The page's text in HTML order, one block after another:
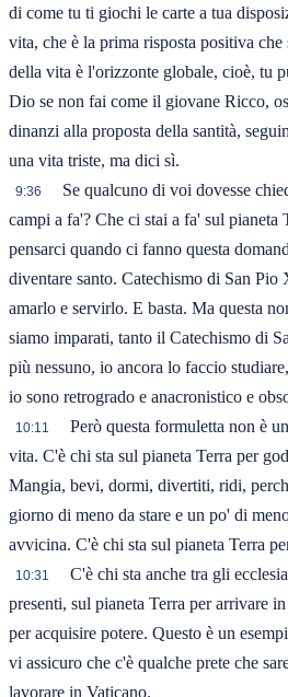
di come tu ti giochi le carte a tua
vita, che è la prima risposta positiva che
della vita è l'orizzonte globale, cioè, tu
Dio se non fai come il giovane Ricco,
dinanzi alla proposta della santità,
una vita triste, ma dici sì.
9:36
Se qualcuno di voi dovesse
campi a fa'? Che ci stai a fa' sul pianeta
pensarci quando ci fanno questa
diventare santo. Catechismo di San Pio
amarlo e servirlo. E basta. Ma questa
siamo imparati, tanto il Catechismo di
più nessuno, io ancora lo faccio
io sono retrogrado e anacronistico e
10:11
Però questa formuletta non è
vita. C'è chi sta sul pianeta Terra per
Mangia, bevi, dormi, divertiti, ridi,
giorno di meno da stare e un po' di
avvicina. C'è chi sta sul pianeta Terra
10:31
C'è chi sta anche tra gli
presenti, sul pianeta Terra per arrivare
per acquisire potere. Questo è un
vi assicuro che c'è qualche prete che
lavorare in Vaticano.